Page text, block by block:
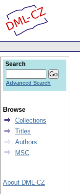
Search
Advanced Search
Browse
Collections
Titles
Authors
MSC
About DML-CZ